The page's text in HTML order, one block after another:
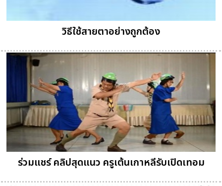
วิธีใช้สายตาอย่างถูกต้อง
ร่วมแชร์ คลิปสุดแนว ครูเต้นเกาหลีรับเปิดเทอม